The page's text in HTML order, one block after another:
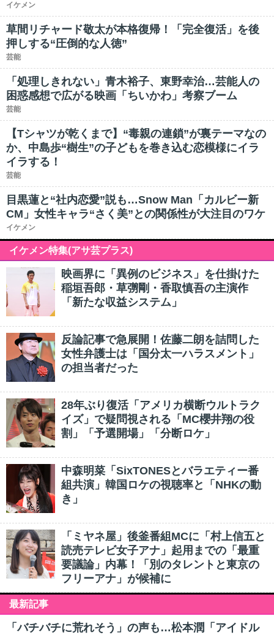
イケメン
草間リチャード敬太が本格復帰！「完全復活」を後
押しする“圧倒的な人徳”
芸能
「処理しきれない」青木裕子、東野幸治…芸能人の
困惑感想で広がる映画「ちいかわ」考察ブーム
芸能
【Tシャツが乾くまで】“毒親の連鎖”が裏テーマなの
か、中島歩“樹生”の子どもを巻き込む恋模様にイラ
イラする！
芸能
目黒蓮と“社内恋愛”説も…Snow Man「カルビー新
CM」女性キャラ“さく美”との関係性が大注目のワケ
イケメン
イケメン特集(アサ芸プラス)
映画界に「異例のビジネス」を仕掛けた
稲垣吾郎・草彅剛・香取慎吾の主演作
「新たな収益システム」
反論記事で急展開！佐藤二朗を詰問した
女性弁護士は「国分太一ハラスメント」
の担当者だった
28年ぶり復活「アメリカ横断ウルトラク
イズ」で疑問視される「MC櫻井翔の役
割」「予選開場」「分断ロケ」
中森明菜「SixTONESとバラエティー番
組共演」韓国ロケの視聴率と「NHKの動
き」
「ミヤネ屋」後釜番組MCに「村上信五と
読売テレビ女子アナ」起用までの「最重
要議論」内幕！「別のタレントと東京の
フリーアナ」が候補に
最新記事
「バチバチに荒れそう」の声も…松本潤「アイドル